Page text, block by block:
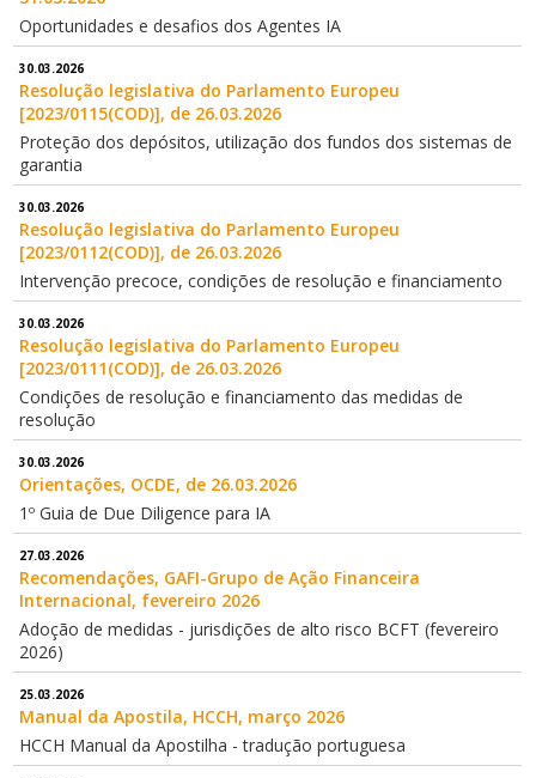
Oportunidades e desafios dos Agentes IA
30.03.2026
Resolução legislativa do Parlamento Europeu
[2023/0115(COD)], de 26.03.2026
Proteção dos depósitos, utilização dos fundos dos sistemas de
garantia
30.03.2026
Resolução legislativa do Parlamento Europeu
[2023/0112(COD)], de 26.03.2026
Intervenção precoce, condições de resolução e financiamento
30.03.2026
Resolução legislativa do Parlamento Europeu
[2023/0111(COD)], de 26.03.2026
Condições de resolução e financiamento das medidas de
resolução
30.03.2026
Orientações, OCDE, de 26.03.2026
1º Guia de Due Diligence para IA
27.03.2026
Recomendações, GAFI-Grupo de Ação Financeira
Internacional, fevereiro 2026
Adoção de medidas - jurisdições de alto risco BCFT (fevereiro
2026)
25.03.2026
Manual da Apostila, HCCH, março 2026
HCCH Manual da Apostilha - tradução portuguesa